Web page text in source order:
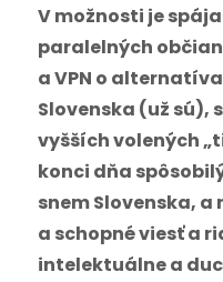
V možnosti je
paralelných
a VPN o
Slovenska (už sú),
vyšších volených
konci dňa
snem Slovenska, a
a schopné viesť a
intelektuálne a